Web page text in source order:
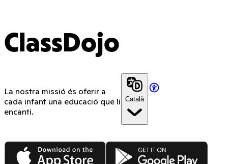
ClassDojo
La nostra missió és oferir a
cada infant una educació que li
encanti.
Català
App Store Google Play